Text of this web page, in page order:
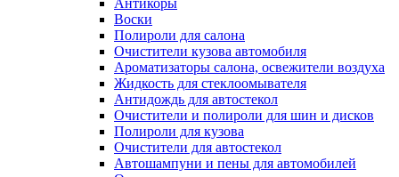
Антикоры
Воски
Полироли для салона
Очистители кузова автомобиля
Ароматизаторы салона, освежители воздуха
Жидкость для стеклоомывателя
Антидождь для автостекол
Очистители и полироли для шин и дисков
Полироли для кузова
Очистители для автостекол
Автошампуни и пены для автомобилей